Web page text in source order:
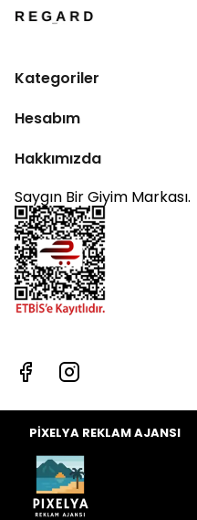
Kategoriler
Hesabım
Hakkımızda
Saygın Bir Giyim Markası.
PİXELYA REKLAM AJANSI